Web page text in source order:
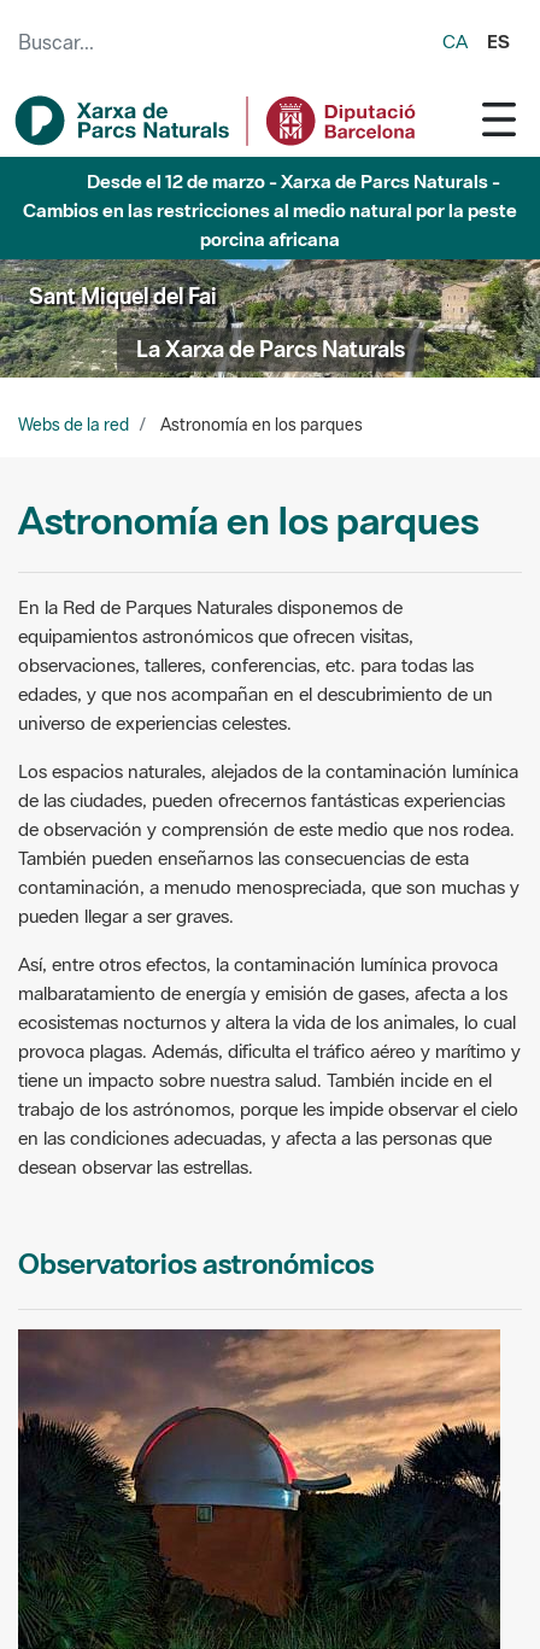
CA ES
Desde el 12 de marzo - Xarxa de Parcs Naturals -
Cambios en las restricciones al medio natural por la peste
porcina africana
Sant Miquel del Fai
La Xarxa de Parcs Naturals
Webs de la red Astronomía en los parques
Astronomía en los parques
En la Red de Parques Naturales disponemos de
equipamientos astronómicos que ofrecen visitas,
observaciones, talleres, conferencias, etc. para todas las
edades, y que nos acompañan en el descubrimiento de un
universo de experiencias celestes.
Los espacios naturales, alejados de la contaminación lumínica
de las ciudades, pueden ofrecernos fantásticas experiencias
de observación y comprensión de este medio que nos rodea.
También pueden enseñarnos las consecuencias de esta
contaminación, a menudo menospreciada, que son muchas y
pueden llegar a ser graves.
Así, entre otros efectos, la contaminación lumínica provoca
malbaratamiento de energía y emisión de gases, afecta a los
ecosistemas nocturnos y altera la vida de los animales, lo cual
provoca plagas. Además, dificulta el tráfico aéreo y marítimo y
tiene un impacto sobre nuestra salud. También incide en el
trabajo de los astrónomos, porque les impide observar el cielo
en las condiciones adecuadas, y afecta a las personas que
desean observar las estrellas.
Observatorios astronómicos